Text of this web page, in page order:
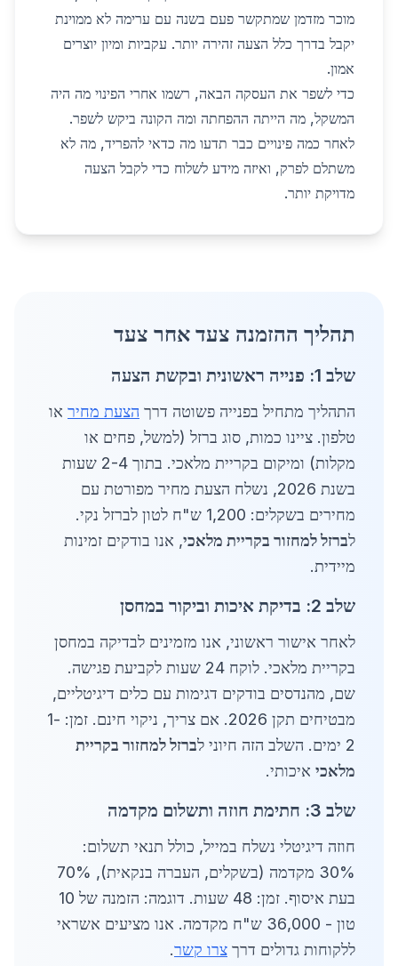
מוכר מזדמן שמתקשר פעם בשנה עם ערימה לא ממוינת
יקבל בדרך כלל הצעה זהירה יותר. עקביות ומיון יוצרים
אמון.
כדי לשפר את העסקה הבאה, רשמו אחרי הפינוי מה היה
המשקל, מה הייתה ההפחתה ומה הקונה ביקש לשפר.
לאחר כמה פינויים כבר תדעו מה כדאי להפריד, מה לא
משתלם לפרק, ואיזה מידע לשלוח כדי לקבל הצעה
מדויקת יותר.
תהליך ההזמנה צעד אחר צעד
שלב 1: פנייה ראשונית ובקשת הצעה
התהליך מתחיל בפנייה פשוטה דרך הצעת מחיר או
טלפון. ציינו כמות, סוג ברזל (למשל, פחים או
מקלות) ומיקום בקריית מלאכי. בתוך 2-4 שעות
בשנת 2026, נשלח הצעת מחיר מפורטת עם
מחירים בשקלים: 1,200 ש"ח לטון לברזל נקי.
לברזל למחזור בקריית מלאכי, אנו בודקים זמינות
מיידית.
שלב 2: בדיקת איכות וביקור במחסן
לאחר אישור ראשוני, אנו מזמינים לבדיקה במחסן
בקריית מלאכי. לוקח 24 שעות לקביעת פגישה.
שם, מהנדסים בודקים דגימות עם כלים דיגיטליים,
מבטיחים תקן 2026. אם צריך, ניקוי חינם. זמן: 1-
2 ימים. השלב הזה חיוני ל
ברזל למחזור בקריית
מלאכי איכותי.
שלב 3: חתימת חוזה ותשלום מקדמה
חוזה דיגיטלי נשלח במייל, כולל תנאי תשלום:
30% מקדמה (בשקלים, העברה בנקאית), 70%
בעת איסוף. זמן: 48 שעות. דוגמה: הזמנה של 10
טון - 36,000 ש"ח מקדמה. אנו מציעים אשראי
ללקוחות גדולים דרך צרו קשר.